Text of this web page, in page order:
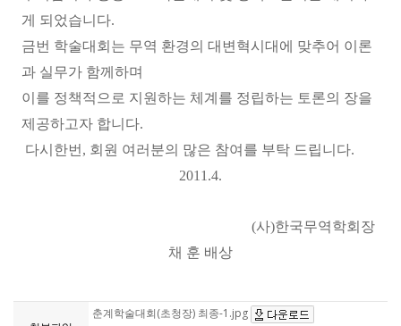
게 되었습니다.
금번 학술대회는 무역 환경의 대변혁시대에 맞추어 이론
과 실무가 함께하며
이를 정책적으로 지원하는 체계를 정립하는 토론의 장을
제공하고자 합니다.
다시한번, 회원 여러분의 많은 참여를 부탁 드립니다.
2011.4.
(사)한국무역학회장
채 훈 배상
춘계학술대회(초청장) 최종-1.jpg